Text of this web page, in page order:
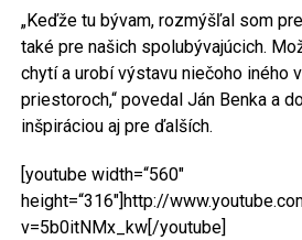
„Keďže tu bývam, rozmýšľal som
také pre našich spolubývajúcich.
chytí a urobí výstavu niečoho iného
priestoroch,“ povedal Ján Benka a
inšpiráciou aj pre ďalších.
[youtube width=“560″
height=“316″]http://
v=5b0itNMx_kw[/youtube]